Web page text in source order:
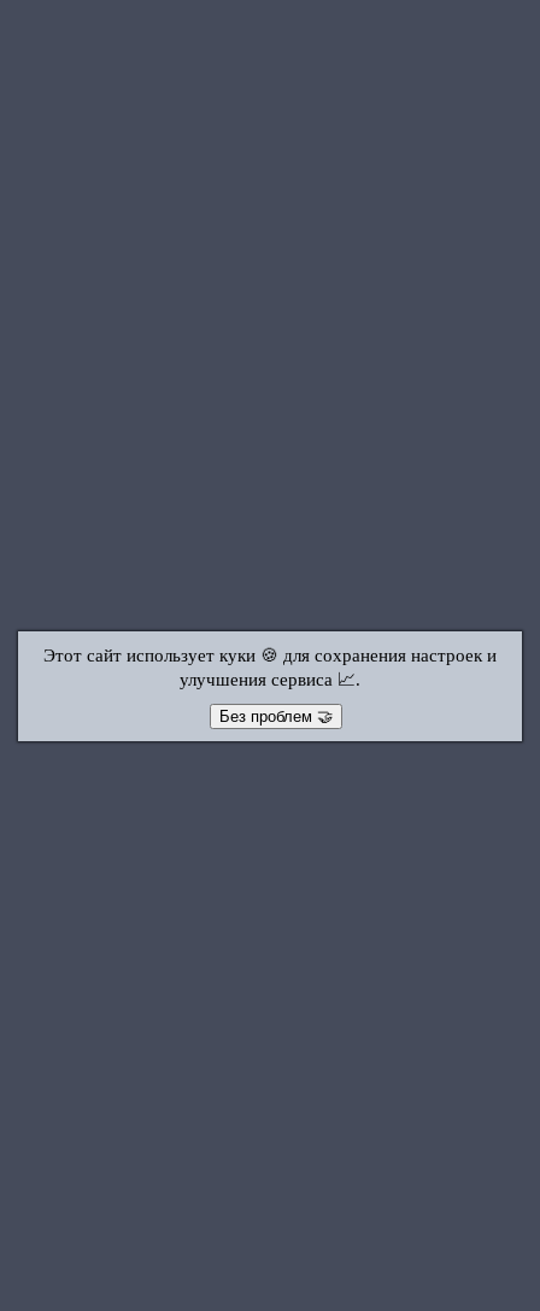
Этот сайт использует куки 🍪 для сохранения настроек и
улучшения сервиса 📈.
Без проблем 🤝